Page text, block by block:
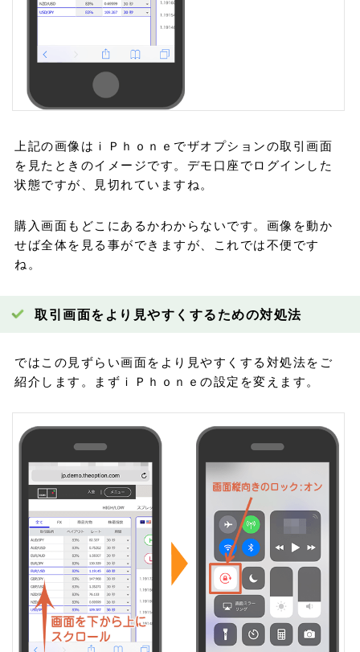
上記の画像はｉＰｈｏｎｅでザオプションの取引画面
を見たときのイメージです。デモ口座でログインした
状態ですが、見切れていますね。
購入画面もどこにあるかわからないです。画像を動か
せば全体を見る事ができますが、これでは不便です
ね。
取引画面をより見やすくするための対処法
ではこの見ずらい画面をより見やすくする対処法をご
紹介します。まずｉＰｈｏｎｅの設定を変えます。